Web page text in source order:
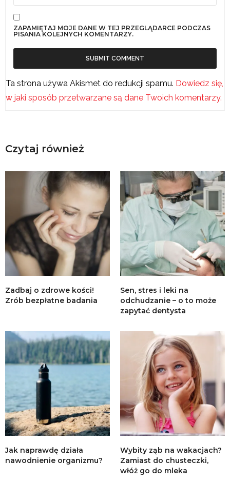
ZAPAMIĘTAJ MOJE DANE W TEJ PRZEGLĄDARCE PODCZAS
PISANIA KOLEJNYCH KOMENTARZY.
Ta strona używa Akismet do redukcji spamu. Dowiedz się,
w jaki sposób przetwarzane są dane Twoich komentarzy.
Czytaj również
Zadbaj o zdrowe kości!
Zrób bezpłatne badania
Sen, stres i leki na
odchudzanie – o to może
zapytać dentysta
Jak naprawdę działa
nawodnienie organizmu?
Wybity ząb na wakacjach?
Zamiast do chusteczki,
włóż go do mleka